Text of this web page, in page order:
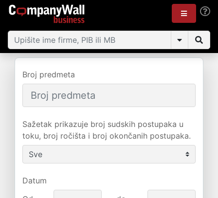
Broj predmeta
Sažetak prikazuje broj sudskih postupaka u
toku, broj ročišta i broj okončanih postupaka.
Datum